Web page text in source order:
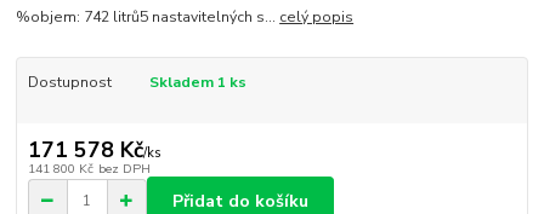
%objem: 742 litrů5 nastavitelných s... celý popis
Dostupnost Skladem 1 ks
171 578 Kč/ks
141 800 Kč bez DPH
Přidat do košíku